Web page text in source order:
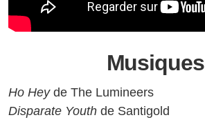
Musiques
Ho Heyde The Lumineers
Disparate Youth de Santigold